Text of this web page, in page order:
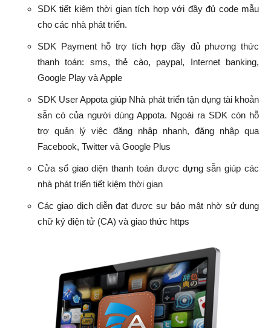
SDK tiết kiệm thời gian tích hợp với đầy đủ code mẫu
cho các nhà phát triển.
SDK Payment hỗ trợ tích hợp đầy đủ phương thức
thanh toán: sms, thẻ cào, paypal, Internet banking,
Google Play và Apple
SDK User Appota giúp Nhà phát triển tận dụng tài khoản
sẵn có của người dùng Appota. Ngoài ra SDK còn hỗ
trợ quản lý việc đăng nhập nhanh, đăng nhập qua
Facebook, Twitter và Google Plus
Cửa sổ giao diện thanh toán được dựng sẵn giúp các
nhà phát triển tiết kiệm thời gian
Các giao dịch diễn đạt được sự bảo mật nhờ sử dụng
chữ ký điện tử (CA) và giao thức https